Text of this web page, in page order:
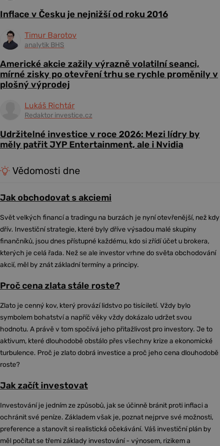
Inflace v Česku je nejnižší od roku 2016
Timur Barotov
analytik BHS
Americké akcie zažily výrazně volatilní seanci,
mírné zisky po otevření trhu se rychle proměnily v
plošný výprodej
Lukáš Richtár
Redaktor investice.cz
Udržitelné investice v roce 2026: Mezi lídry by
měly patřit JYP Entertainment, ale i Nvidia
Vědomosti dne
Jak obchodovat s akciemi
Svět velkých financí a tradingu na burzách je nyní otevřenější, než kdy
dřív. Investiční strategie, které byly dříve výsadou malé skupiny
finančníků, jsou dnes přístupné každému, kdo si zřídí účet u brokera,
kterých je celá řada. Než se ale investor vrhne do světa obchodování
akcií, měl by znát základní termíny a principy.
Proč cena zlata stále roste?
Zlato je cenný kov, který provází lidstvo po tisíciletí. Vždy bylo
symbolem bohatství a napříč věky vždy dokázalo udržet svou
hodnotu. A právě v tom spočívá jeho přitažlivost pro investory. Je to
aktivum, které dlouhodobě obstálo přes všechny krize a ekonomické
turbulence. Proč je zlato dobrá investice a proč jeho cena dlouhodobě
roste?
Jak začít investovat
Investování je jedním ze způsobů, jak se účinně bránit proti inflaci a
ochránit své peníze. Základem však je, poznat nejprve své možnosti,
preference a stanovit si realistická očekávání. Váš investiční plán by
měl počítat se třemi základy investování - výnosem, rizikem a